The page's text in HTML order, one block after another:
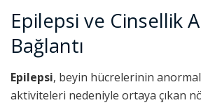
Epilepsi ve Cinsellik
Bağlantı
Epilepsi, beyin hücrelerinin
aktiviteleri nedeniyle ortaya çıkan